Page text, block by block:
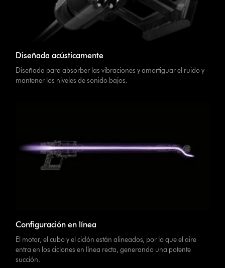
Diseñada acústicamente
Diseñada para absorber las vibraciones y amortiguar el ruido y
mantener los niveles de sonido bajos.
Configuración en línea
El motor, el cubo y el ciclón están alineados, por lo que el aire
entra en los ciclones en línea recta, generando una potente
succión.